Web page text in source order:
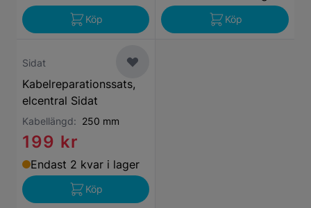
Köp Köp
Sidat
Kabelreparationssats,
elcentral Sidat
Kabellängd: 250 mm
199 kr
Endast 2 kvar i lager
Köp